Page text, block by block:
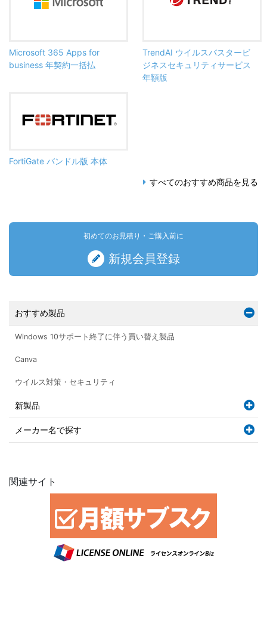
Microsoft 365 Apps for
business 年契約一括払
TrendAI ウイルスバスタービ
ジネスセキュリティサービス
年額版
FortiGate バンドル版 本体
すべてのおすすめ商品を見る
初めてのお見積り・ご購入前に
新規会員登録
おすすめ製品
Windows 10サポート終了に伴う買い替え製品
Canva
ウイルス対策・セキュリティ
新製品
メーカー名で探す
関連サイト